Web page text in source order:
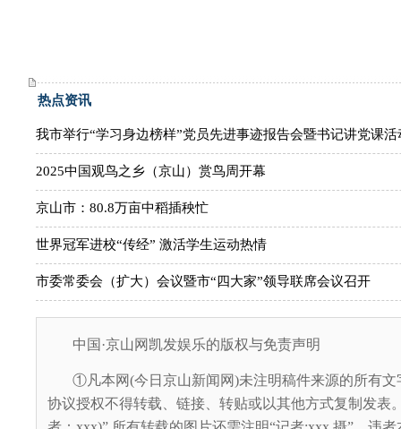
热点资讯
我市举行“学习身边榜样”党员先进事迹报告会暨书记讲党课活
2025中国观鸟之乡（京山）赏鸟周开幕
京山市：80.8万亩中稻插秧忙
世界冠军进校“传经” 激活学生运动热情
市委常委会（扩大）会议暨市“四大家”领导联席会议召开
中国·京山网凯发娱乐的版权与免责声明
①凡本网(今日京山新闻网)未注明稿件来源的所有文
协议授权不得转载、链接、转贴或以其他方式复制发